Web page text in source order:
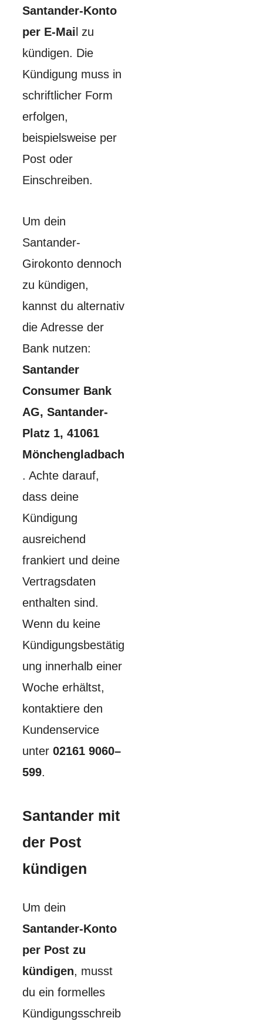
Santander-Konto
per E-Mai l zu
kündigen. Die
Kündigung muss in
schriftlicher Form
erfolgen,
beispielsweise per
Post oder
Einschreiben.
Um dein
Santander-
Girokonto dennoch
zu kündigen,
kannst du alternativ
die Adresse der
Bank nutzen:
Santander
Consumer Bank
AG, Santander-
Platz 1, 41061
Mönchengladbach
. Achte darauf,
dass deine
Kündigung
ausreichend
frankiert und deine
Vertragsdaten
enthalten sind.
Wenn du keine
Kündigungsbestätig
ung innerhalb einer
Woche erhältst,
kontaktiere den
Kundenservice
unter 02161 9060–
599.
Santander mit
der Post
kündigen
Um dein
Santander-Konto
per Post zu
kündigen, musst
du ein formelles
Kündigungsschreib